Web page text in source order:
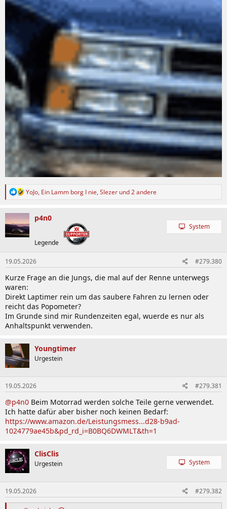
R
k
t
i
o
n
YoJo, Ein Lamm borg I nie, Slezer und 2 andere
p4n0
Legende
System
19.05.2026 #279.380
Kurze Frage an die Jungs, die mal auf der Renne unterwegs
waren:
Direkt Laptimer rein um das saubere Fahren zu lernen oder
reicht das Popometer?
Im Grunde sind mir Rundenzeiten egal, wuerde es nur als
Anhaltspunkt verwenden.
Youngtimer
Urgestein
19.05.2026 #279.381
@p4n0 Beim Motorrad werden solche Teile gerne verwendet.
Ich hatte dafür aber bisher noch keinen Bedarf:
https://www.amazon.de/Leistungsmess...d28-b9ad-
1024779ae45b&pd_rd_i=B0BQ6DWMLT&th=1
ClisClis
Urgestein System
19.05.2026 #279.382